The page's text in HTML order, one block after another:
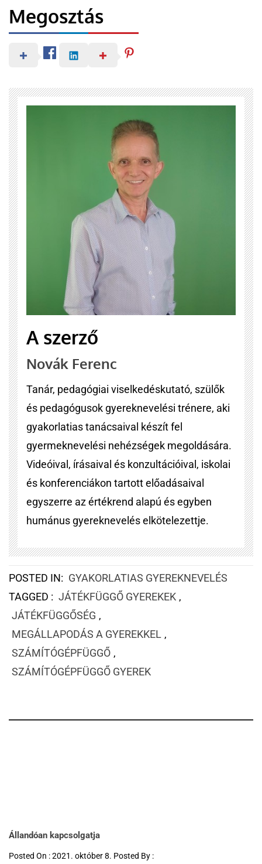
Megosztás
A szerző
Novák Ferenc
Tanár, pedagógiai viselkedéskutató, szülők
és pedagógusok gyereknevelési trénere, aki
gyakorlatias tanácsaival készít fel
gyermeknevelési nehézségek megoldására.
Videóival, írásaival és konzultációival, iskolai
és konferenciákon tartott előadásaival
egyszerre az értékrend alapú és egyben
humánus gyereknevelés elkötelezettje.
POSTED IN: GYAKORLATIAS GYEREKNEVELÉS
TAGGED : JÁTÉKFÜGGŐ GYEREKEK ,
JÁTÉKFÜGGŐSÉG ,
MEGÁLLAPODÁS A GYEREKKEL ,
SZÁMÍTÓGÉPFÜGGŐ ,
SZÁMÍTÓGÉPFÜGGŐ GYEREK
Állandóan kapcsolgatja
Posted On : 2021. október 8. Posted By :